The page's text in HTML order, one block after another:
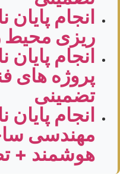
انجام پایان
ریزی
انجام
پروژه های
تضمینی
انجام پایان
مهندسی
هوشمند +